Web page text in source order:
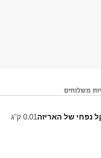
משלוחים
נפחי של האריזה0.01 ק"ג